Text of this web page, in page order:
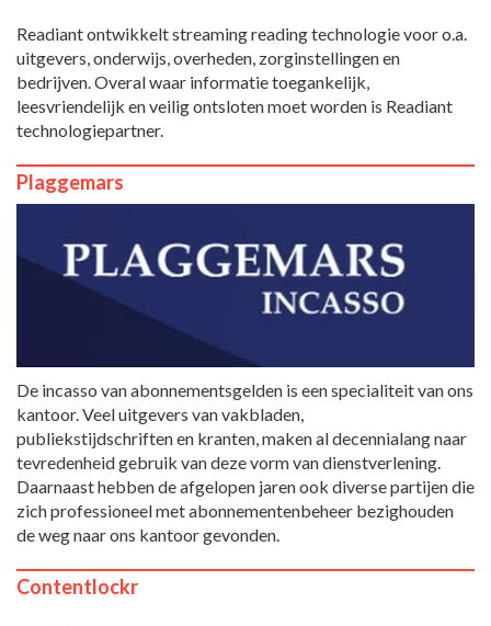
Readiant ontwikkelt streaming reading technologie voor o.a.
uitgevers, onderwijs, overheden, zorginstellingen en
bedrijven. Overal waar informatie toegankelijk,
leesvriendelijk en veilig ontsloten moet worden is Readiant
technologiepartner.
Plaggemars
De incasso van abonnementsgelden is een specialiteit van ons
kantoor. Veel uitgevers van vakbladen,
publiekstijdschriften en kranten, maken al decennialang naar
tevredenheid gebruik van deze vorm van dienstverlening.
Daarnaast hebben de afgelopen jaren ook diverse partijen die
zich professioneel met abonnementenbeheer bezighouden
de weg naar ons kantoor gevonden.
Contentlockr